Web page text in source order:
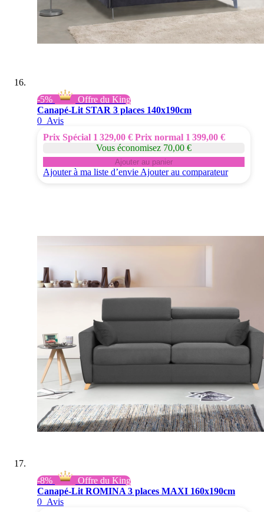
-5%
Offre du King
Canapé-Lit STAR 3 places 140x190cm
0 Avis
Prix Spécial 1 329,00 € Prix normal 1 399,00 €
Vous économisez 70,00 €
Ajouter au panier
Ajouter à ma liste d’envie Ajouter au comparateur
-8%
Offre du King
Canapé-Lit ROMINA 3 places MAXI 160x190cm
0 Avis